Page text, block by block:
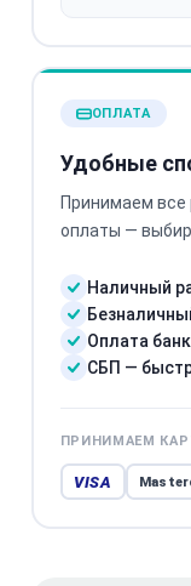
ОПЛАТА
Удобные
Принимаем все
оплаты —
Наличный
Оплата
СБП —
ПРИНИМАЕМ
VISA